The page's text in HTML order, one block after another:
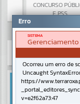
CONCURSO PÚBLICO
E PSS
Resultados para
Erro
SISTEMA
Ocorreu um erro de
Uncaught
https://
v=e2f62a73:47